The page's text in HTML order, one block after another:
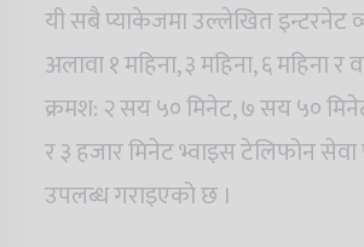
यी सबै प्याकेजमा उल्लेखित इन्टरनेट
अलावा १ महिना, ३ महिना, ६ महिना र
क्रमश: २ सय ५० मिनेट, ७ सय ५०
र ३ हजार मिनेट भ्वाइस टेलिफोन
उपलब्ध गराइएको छ ।